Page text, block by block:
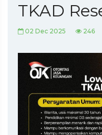
TKAD
02 Dec 2025 246